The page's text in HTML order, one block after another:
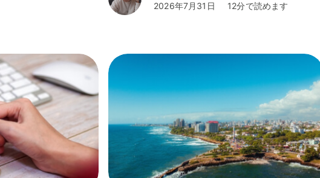
2026年7月31日 12分で読めます